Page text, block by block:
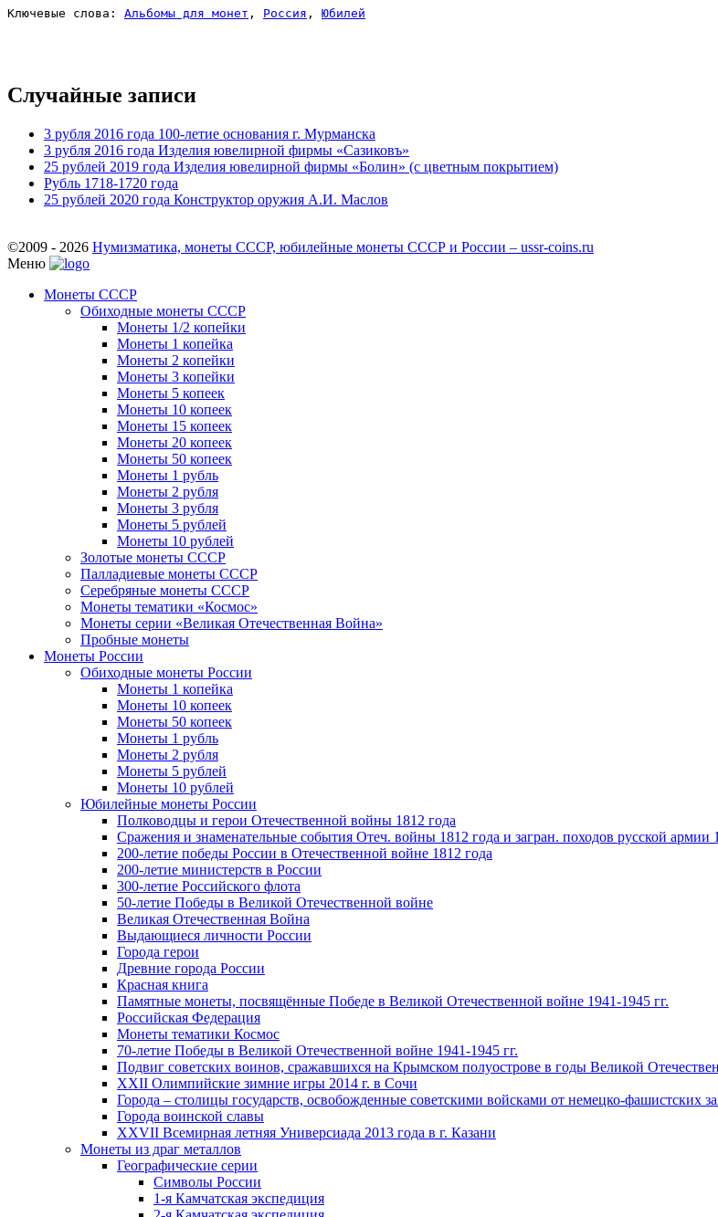
Ключевые слова: Альбомы для монет , Россия , Юбилей
Случайные записи
3 рубля 2016 года 100-летие основания г. Мурманска
3 рубля 2016 года Изделия ювелирной фирмы «Сазиковъ»
25 рублей 2019 года Изделия ювелирной фирмы «Болин» (с цветным покрытием)
Рубль 1718-1720 года
25 рублей 2020 года Конструктор оружия А.И. Маслов
©2009 - 2026 Нумизматика, монеты СССР, юбилейные монеты СССР и России – ussr-coins.ru
Меню
Монеты СССР
Обиходные монеты СССР
Монеты 1/2 копейки
Монеты 1 копейка
Монеты 2 копейки
Монеты 3 копейки
Монеты 5 копеек
Монеты 10 копеек
Монеты 15 копеек
Монеты 20 копеек
Монеты 50 копеек
Монеты 1 рубль
Монеты 2 рубля
Монеты 3 рубля
Монеты 5 рублей
Монеты 10 рублей
Золотые монеты СССР
Палладиевые монеты СССР
Серебряные монеты CCCР
Монеты тематики «Космос»
Монеты серии «Великая Отечественная Война»
Пробные монеты
Монеты России
Обиходные монеты России
Монеты 1 копейка
Монеты 10 копеек
Монеты 50 копеек
Монеты 1 рубль
Монеты 2 рубля
Монеты 5 рублей
Монеты 10 рублей
Юбилейные монеты России
Полководцы и герои Отечественной войны 1812 года
Сражения и знаменательные события Отеч. войны 1812 года и загран. походов русской армии
200-летие победы России в Отечественной войне 1812 года
200-летие министерств в России
300-летие Российского флота
50-летие Победы в Великой Отечественной войне
Великая Отечественная Война
Выдающиеся личности России
Города герои
Древние города России
Красная книга
Памятные монеты, посвящённые Победе в Великой Отечественной войне 1941-1945 гг.
Российская Федерация
Монеты тематики Космос
70-летие Победы в Великой Отечественной войне 1941-1945 гг.
Подвиг советских воинов, сражавшихся на Крымском полуострове в годы Великой
XXII Олимпийские зимние игры 2014 г. в Сочи
Города – столицы государств, освобожденные советскими войсками от немецко-фашистских
Города воинской славы
XXVII Всемирная летняя Универсиада 2013 года в г. Казани
Монеты из драг металлов
Географические серии
Символы России
1-я Камчатская экспедиция